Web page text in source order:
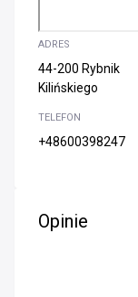
ADRES
44-200 Rybnik
Kilińskiego
TELEFON
+48600398247
Opinie